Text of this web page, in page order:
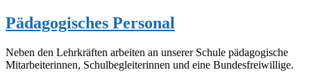
Pädagogisches Personal
Neben den Lehrkräften arbeiten an unserer Schule pädagogische
Mitarbeiterinnen, Schulbegleiterinnen und eine Bundesfreiwillige.